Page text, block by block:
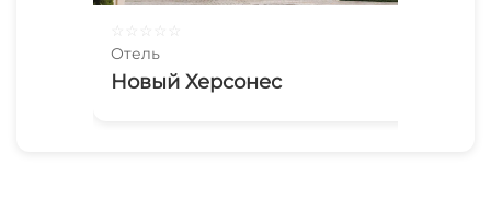
Отель
Новый Херсонес